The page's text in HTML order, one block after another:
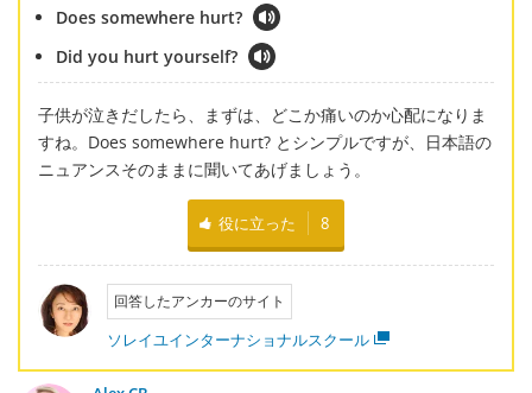
Does somewhere hurt?
Did you hurt yourself?
子供が泣きだしたら、まずは、どこか痛いのか心配になりま
すね。Does somewhere hurt? とシンプルですが、日本語の
ニュアンスそのままに聞いてあげましょう。
役に立った 8
回答したアンカーのサイト
ソレイユインターナショナルスクール